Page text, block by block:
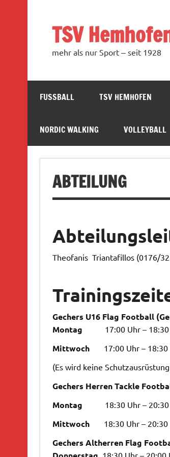
TSV
mehr als nur Sport ‒ seit 1928
FUSSBALL TSV HEMHOFEN
NORDIC WALKING VOLLEYBALL
ABTEILUNG
Theofanis Triantafillos (0176/
Gechers U16 Flag Football
Montag 17:00 Uhr – 18:30
Mittwoch17:00 Uhr – 18:30
(Es wird keine
Gechers Herren Tackle
Montag 18:30 Uhr – 20:30
Mittwoch18:30 Uhr – 20:30
Gechers Altherren Flag
18:30 Uhr – 20:00